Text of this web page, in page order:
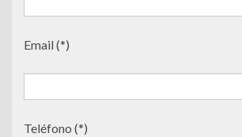
Email (*)
Teléfono (*)